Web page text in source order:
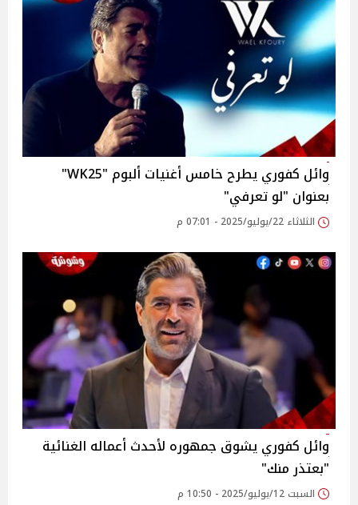
وائل كفوري يطرح خامس أغنيات ألبوم "WK25"
بعنوان "لو تعرفي"‎
الثلاثاء 22/يوليو/2025 - 07:01 م
وائل كفوري يشوق جمهوره لأحدث أعماله الغنائية
"بعتذر منك" ‎
السبت 12/يوليو/2025 - 10:50 م